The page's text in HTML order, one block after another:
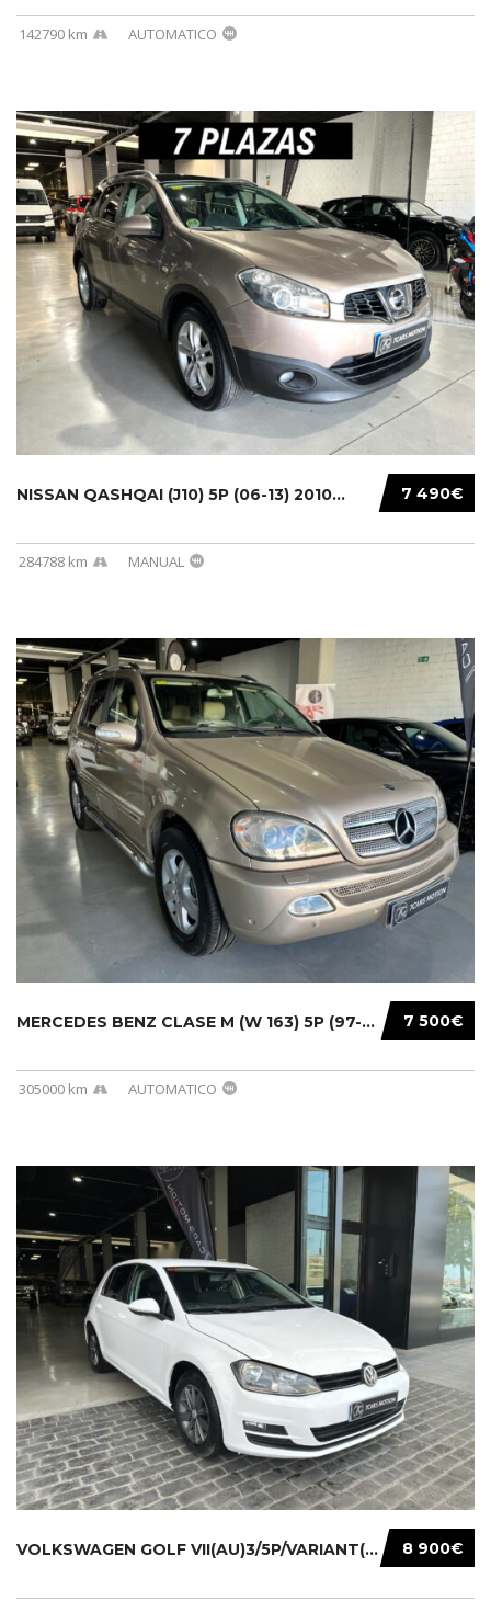
142790 km AUTOMATICO
7 490€
NISSAN QASHQAI (J10) 5P (06-13) 2010...
284788 km MANUAL
7 500€
MERCEDES BENZ CLASE M (W 163) 5P (97-05) 200...
305000 km AUTOMATICO
8 900€
VOLKSWAGEN GOLF VII(AU)3/5P/VARIANT(12-16 20...